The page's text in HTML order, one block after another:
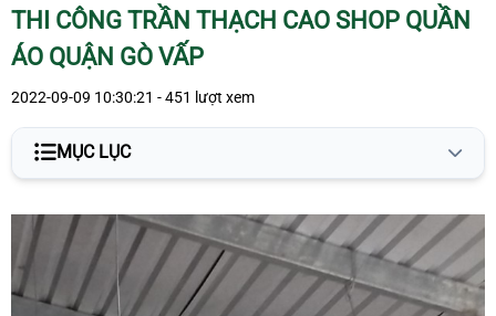
THI CÔNG TRẦN THẠCH CAO SHOP QUẦN
ÁO QUẬN GÒ VẤP
2022-09-09 10:30:21 - 451 lượt xem
MỤC LỤC
Bảng báo giá dịch vụ sơn - sửa nhà giá rẻ theo từng hạng
mục tại Sài Gòn Tower
Bảng báo giá dịch vụ sơn nhà trọn gói đã gồm giá nhân
công, vật liệu của Sài Gòn Tower